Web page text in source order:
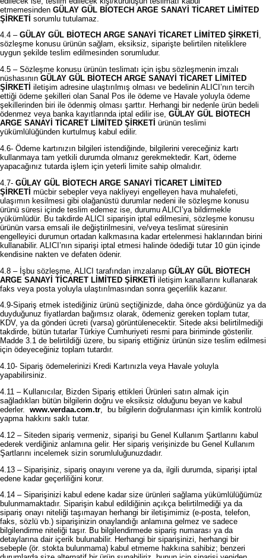
etmemesinden GÜLAY GÜL BİOTECH ARGE SANAYİ TİCARET LİMİTED
ŞİRKETİ sorumlu tutulamaz.
4.4 – GÜLAY GÜL BİOTECH ARGE SANAYİ TİCARET LİMİTED ŞİRKETİ ,
sözleşme konusu ürünün sağlam, eksiksiz, siparişte belirtilen niteliklere
uygun şekilde teslim edilmesinden sorumludur.
4.5 – Sözleşme konusu ürünün teslimatı için işbu sözleşmenin imzalı
nüshasının GÜLAY GÜL BİOTECH ARGE SANAYİ TİCARET LİMİTED
ŞİRKETİ iletişim adresine ulaştırılmış olması ve bedelinin ALICI’nın tercih
ettiği ödeme şekilleri olan Sanal Pos ile ödeme ve Havale yoluyla ödeme
şekillerinden biri ile ödenmiş olması şarttır. Herhangi bir nedenle ürün bedeli
ödenmez veya banka kayıtlarında iptal edilir ise, GÜLAY GÜL BİOTECH
ARGE SANAYİ TİCARET LİMİTED ŞİRKETİ ürünün teslimi
yükümlülüğünden kurtulmuş kabul edilir.
4.6- Ödeme kartınızın bilgileri istendiğinde, bilgilerini vereceğiniz kartı
kullanmaya tam yetkili durumda olmanız gerekmektedir. Kart, ödeme
yapacağınız tutarda işlem için yeterli limite sahip olmalıdır.
4.7- GÜLAY GÜL BİOTECH ARGE SANAYİ TİCARET LİMİTED
ŞİRKETİ mücbir sebepler veya nakliyeyi engelleyen hava muhalefeti,
ulaşımın kesilmesi gibi olağanüstü durumlar nedeni ile sözleşme konusu
ürünü süresi içinde teslim edemez ise, durumu ALICI’ya bildirmekle
yükümlüdür. Bu takdirde ALICI siparişin iptal edilmesini, sözleşme konusu
ürünün varsa emsali ile değiştirilmesini, ve/veya teslimat süresinin
engelleyici durumun ortadan kalkmasına kadar ertelenmesi haklarından birini
kullanabilir. ALICI’nın siparişi iptal etmesi halinde ödediği tutar 10 gün içinde
kendisine nakten ve defaten ödenir.
4.8 – İşbu sözleşme, ALICI tarafından imzalanıp GÜLAY GÜL BİOTECH
ARGE SANAYİ TİCARET LİMİTED ŞİRKETİ iletişim kanallarını kullanarak
faks veya posta yoluyla ulaştırılmasından sonra geçerlilik kazanır.
4.9-Sipariş etmek istediğiniz ürünü seçtiğinizde, daha önce gördüğünüz ya da
duyduğunuz fiyatlardan bağımsız olarak, ödemeniz gereken toplam tutar,
KDV, ya da gönderi ücreti (varsa) görüntülenecektir. Sitede aksi belirtilmediği
takdirde, bütün tutarlar Türkiye Cumhuriyeti resmi para biriminde gösterilir.
Madde 3.1 de belirtildiği üzere, bu sipariş ettiğiniz ürünün size teslim edilmesi
için ödeyeceğiniz toplam tutardır.
4.10- Sipariş ödemelerinizi Kredi Kartınızla veya Havale yoluyla
yapabilirsiniz.
4.11 – Kullanıcılar, Bizden Sipariş ettikleri Ürünleri satın almak için
sağladıkları bütün bilgilerin doğru ve eksiksiz olduğunu beyan ve kabul
ederler. www.verdaa.com.tr , bu bilgilerin doğrulanması için kimlik kontrolü
yapma hakkını saklı tutar.
4.12 – Siteden sipariş vermeniz, siparişi bu Genel Kullanım Şartlarını kabul
ederek verdiğiniz anlamına gelir. Her sipariş verişinizde bu Genel Kullanım
Şartlarını incelemek sizin sorumluluğunuzdadır.
4.13 – Siparişiniz, sipariş onayını verene ya da, ilgili durumda, siparişi iptal
edene kadar geçerliliğini korur.
4.14 – Siparişinizi kabul edene kadar size ürünleri sağlama yükümlülüğümüz
bulunmamaktadır. Siparişin kabul edildiğinin açıkça belirtilmediği ya da
sipariş onayı niteliği taşımayan herhangi bir iletişimimiz (e-posta, telefon,
faks, sözlü vb.) siparişinizin onaylandığı anlamına gelmez ve sadece
bilgilendirme niteliği taşır. Bu bilgilendirmede sipariş numarası ya da
detaylarına dair içerik bulunabilir. Herhangi bir siparişinizi, herhangi bir
sebeple (ör. stokta bulunmama) kabul etmeme hakkına sahibiz; benzeri